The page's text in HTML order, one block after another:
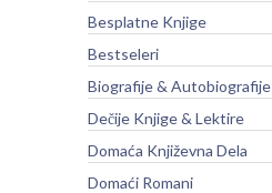
Besplatne Knjige
Bestseleri
Biografije & Autobiografije
Dečije Knjige & Lektire
Domaća Književna Dela
Domaći Romani